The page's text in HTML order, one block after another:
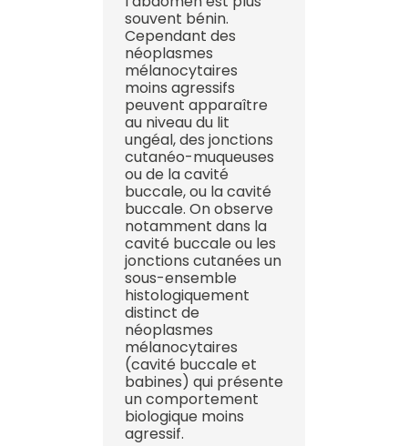
souvent bénin.
Cependant des
néoplasmes
mélanocytaires
moins agressifs
peuvent apparaître
au niveau du lit
ungéal, des jonctions
cutanéo-muqueuses
ou de la cavité
buccale, ou la cavité
buccale. On observe
notamment dans la
cavité buccale ou les
jonctions cutanées un
sous-ensemble
histologiquement
distinct de
néoplasmes
mélanocytaires
(cavité buccale et
babines) qui présente
un comportement
biologique moins
agressif.